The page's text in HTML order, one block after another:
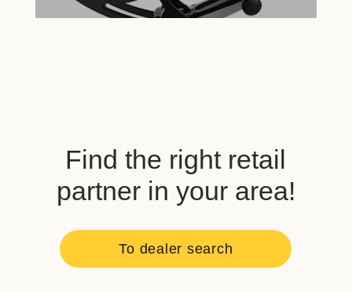
Find the right retail
partner in your area!
To dealer search